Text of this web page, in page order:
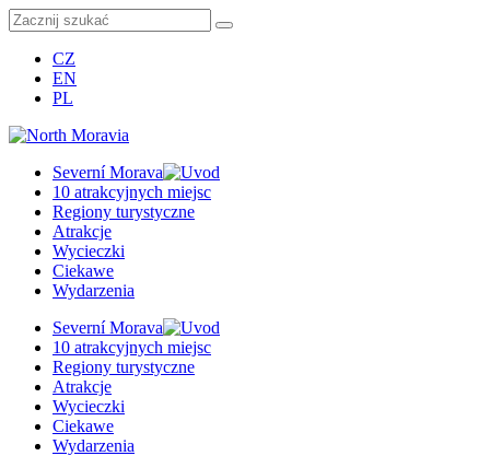
CZ
EN
PL
Severní Morava
10 atrakcyjnych miejsc
Regiony turystyczne
Atrakcje
Wycieczki
Ciekawe
Wydarzenia
Severní Morava
10 atrakcyjnych miejsc
Regiony turystyczne
Atrakcje
Wycieczki
Ciekawe
Wydarzenia